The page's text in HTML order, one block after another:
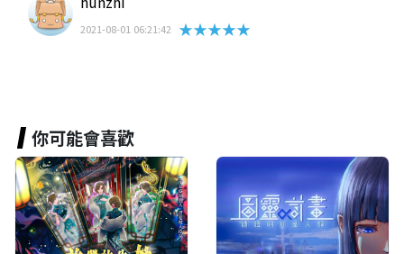
2021-08-01 06:21:42 ★★★★★
你可能會喜歡